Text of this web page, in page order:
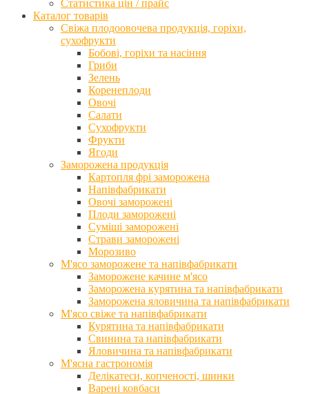
Статистика цін / прайс
Каталог товарів
Свіжа плодоовочева продукція, горіхи,
сухофрукти
Бобові, горіхи та насіння
Гриби
Зелень
Коренеплоди
Овочі
Салати
Сухофрукти
Фрукти
Ягоди
Заморожена продукція
Картопля фрі заморожена
Напівфабрикати
Овочі заморожені
Плоди заморожені
Суміші заморожені
Страви заморожені
Морозиво
М'ясо заморожене та напівфабрикати
Заморожене качине м'ясо
Заморожена курятина та напівфабрикати
Заморожена яловичина та напівфабрикати
М'ясо свіже та напівфабрикати
Курятина та напівфабрикати
Свинина та напівфабрикати
Яловичина та напівфабрикати
М'ясна гастрономія
Делікатеси, копченості, шинки
Варені ковбаси